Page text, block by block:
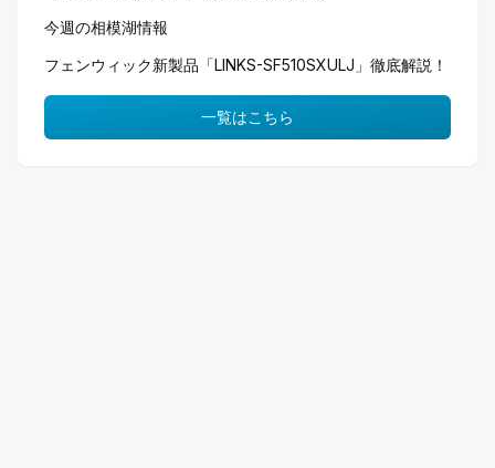
今週の相模湖情報
フェンウィック新製品「LINKS-SF510SXULJ」徹底解説！
一覧はこちら